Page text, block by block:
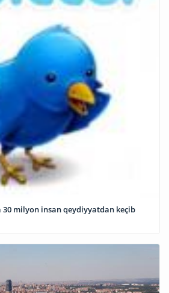
30 milyon insan qeydiyyatdan keçib